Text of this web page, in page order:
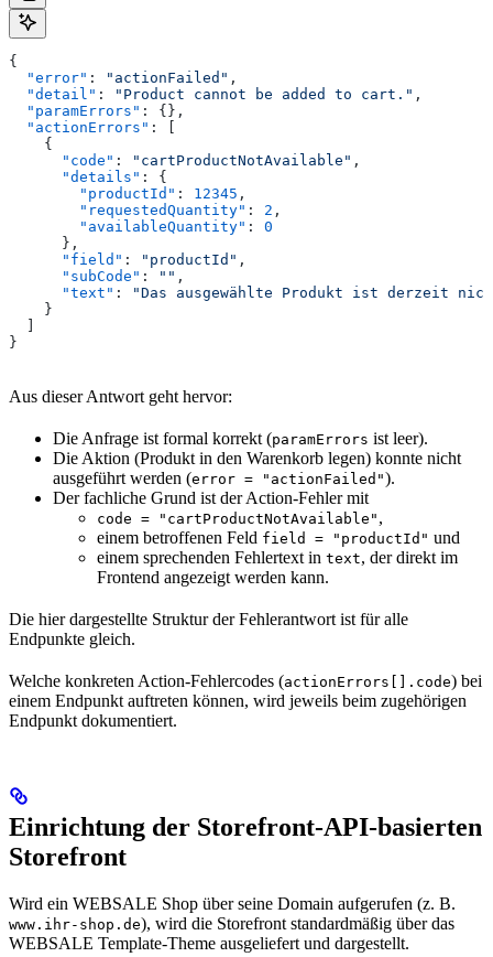
{
  "error"
: "actionFailed" ,
  "detail"
: "Product cannot be added to cart." ,
  "paramErrors"
: {},
  "actionErrors"
: [
    {
      "code"
: "cartProductNotAvailable" ,
      "details"
: {
        "productId"
: 12345 ,
        "requestedQuantity"
: 2 ,
        "availableQuantity"
: 0
      },
      "field"
: "productId" ,
      "subCode"
: "" ,
      "text"
:
"Das ausgewählte Produkt ist derzeit
    }
}
Aus dieser Antwort geht hervor:
Die Anfrage ist formal korrekt (paramErrors ist leer).
Die Aktion (Produkt in den Warenkorb legen) konnte nicht
ausgeführt werden (error = "actionFailed").
Der fachliche Grund ist der Action-Fehler mit
code = "cartProductNotAvailable" ,
einem betroffenen Feld field = "productId" und
einem sprechenden Fehlertext in text, der direkt im
Frontend angezeigt werden kann.
Die hier dargestellte Struktur der Fehlerantwort ist für alle
Endpunkte gleich.
Welche konkreten Action-Fehlercodes (actionErrors[].code) bei
einem Endpunkt auftreten können, wird jeweils beim zugehörigen
Endpunkt dokumentiert.
Einrichtung der Storefront-API-basierten
Storefront
Wird ein WEBSALE Shop über seine Domain aufgerufen (z. B.
www.ihr-shop.de), wird die Storefront standardmäßig über das
WEBSALE Template-Theme ausgeliefert und dargestellt.